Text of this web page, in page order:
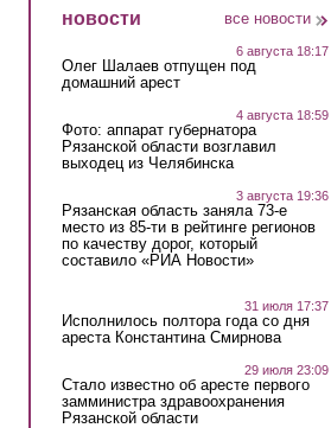
новости все новости
6 августа 18:17
Олег Шалаев отпущен под
домашний арест
4 августа 18:59
Фото: аппарат губернатора
Рязанской области возглавил
выходец из Челябинска
3 августа 19:36
Рязанская область заняла 73-е
место из 85-ти в рейтинге регионов
по качеству дорог, который
составило «РИА Новости»
31 июля 17:37
Исполнилось полтора года со дня
ареста Константина Смирнова
29 июля 23:09
Стало известно об аресте первого
замминистра здравоохранения
Рязанской области